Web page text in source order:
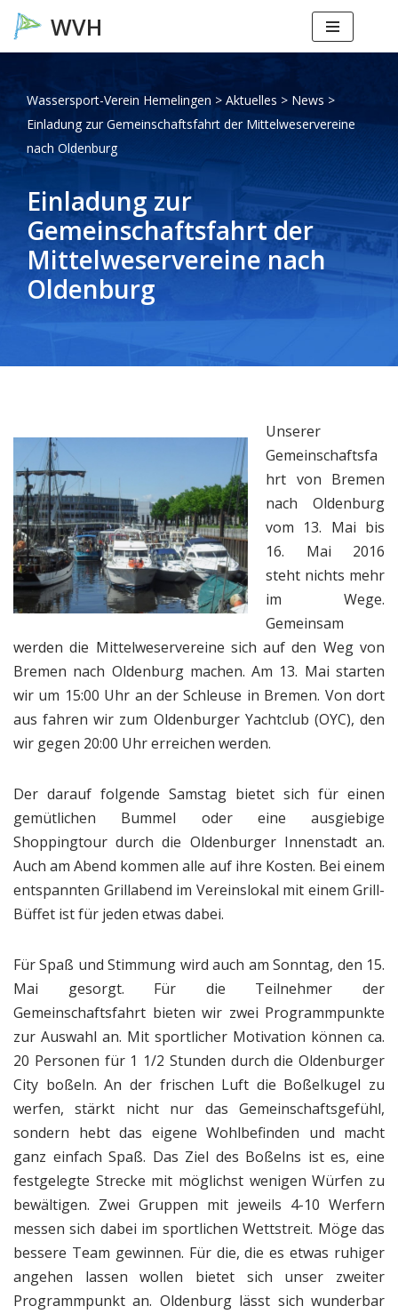
Zum
springen
Wassersport-Verein Hemelingen > Aktuelles > News >
Einladung zur Gemeinschaftsfahrt der Mittelweservereine
nach Oldenburg
Einladung zur
Gemeinschaftsfahrt der
Mittelweservereine nach
Oldenburg
Unserer
Gemeinschaftsfa
hrt von Bremen
nach Oldenburg
vom 13. Mai bis
16. Mai 2016
steht nichts mehr
im Wege.
Gemeinsam
werden die Mittelweservereine sich auf den Weg von
Bremen nach Oldenburg machen. Am 13. Mai starten
wir um 15:00 Uhr an der Schleuse in Bremen. Von dort
aus fahren wir zum Oldenburger Yachtclub (OYC), den
wir gegen 20:00 Uhr erreichen werden.
Der darauf folgende Samstag bietet sich für einen
gemütlichen Bummel oder eine ausgiebige
Shoppingtour durch die Oldenburger Innenstadt an.
Auch am Abend kommen alle auf ihre Kosten. Bei einem
entspannten Grillabend im Vereinslokal mit einem Grill-
Büffet ist für jeden etwas dabei.
Für Spaß und Stimmung wird auch am Sonntag, den 15.
Mai gesorgt. Für die Teilnehmer der
Gemeinschaftsfahrt bieten wir zwei Programmpunkte
zur Auswahl an. Mit sportlicher Motivation können ca.
20 Personen für 1 1/2 Stunden durch die Oldenburger
City boßeln. An der frischen Luft die Boßelkugel zu
werfen, stärkt nicht nur das Gemeinschaftsgefühl,
sondern hebt das eigene Wohlbefinden und macht
ganz einfach Spaß. Das Ziel des Boßelns ist es, eine
festgelegte Strecke mit möglichst wenigen Würfen zu
bewältigen. Zwei Gruppen mit jeweils 4-10 Werfern
messen sich dabei im sportlichen Wettstreit. Möge das
bessere Team gewinnen. Für die, die es etwas ruhiger
angehen lassen wollen bietet sich unser zweiter
Programmpunkt an. Oldenburg lässt sich wunderbar